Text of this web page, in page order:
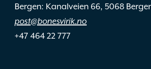
Bergen: Kanalveien 66, 5068
post@bonesvirik.no
+47 464 22 777